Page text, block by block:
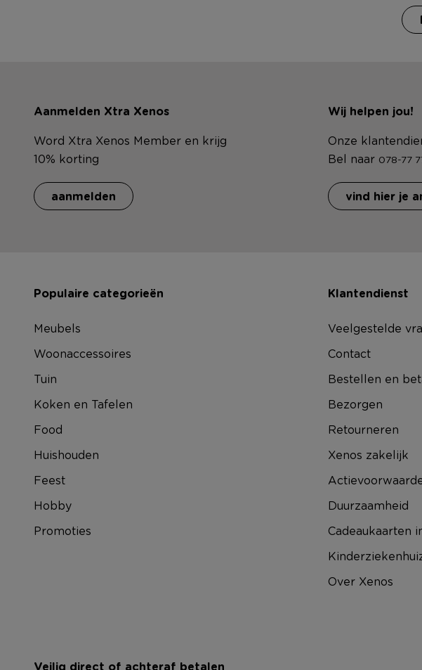
Aanmelden Xtra Xenos
Word Xtra Xenos Member en krijg
10% korting
aanmelden
Wij helpen jou!
Onze
Bel naar 078-77
vind hier je
Populaire categorieën
Meubels
Woonaccessoires
Tuin
Koken en Tafelen
Food
Huishouden
Feest
Hobby
Promoties
Klantendienst
Veelgestelde
Contact
Bestellen en
Bezorgen
Retourneren
Xenos zakelijk
Duurzaamheid
Cadeaukaarten
Over Xenos
Veilig direct of achteraf betalen